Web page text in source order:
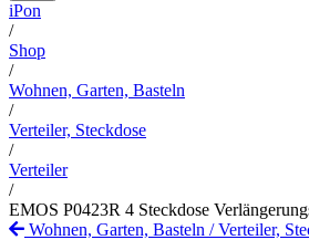
iPon
/
Shop
/
Wohnen, Garten, Basteln
/
Verteiler, Steckdose
/
Verteiler
/
EMOS P0423R 4 Steckdose
Wohnen, Garten, Basteln /Verteiler,